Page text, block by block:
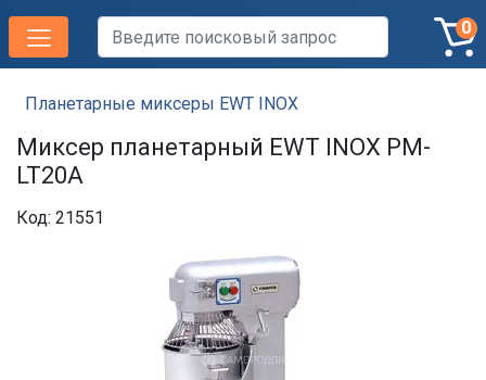
0
Планетарные миксеры EWT INOX
Миксер планетарный EWT INOX PM-
LT20A
Код: 21551